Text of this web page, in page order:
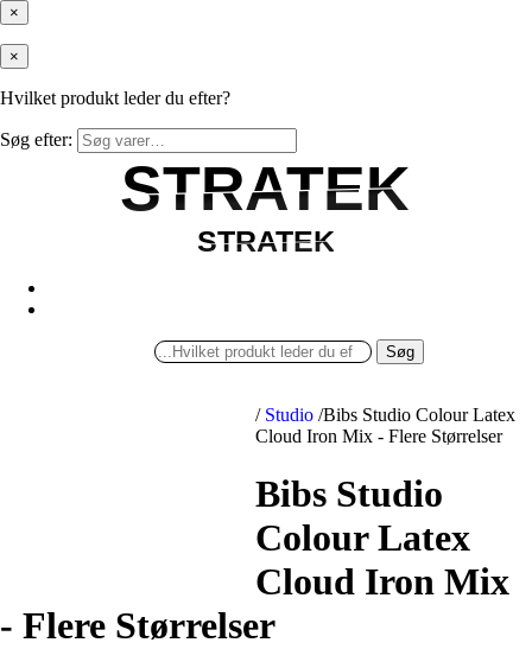
×
×
Hvilket produkt leder du efter?
Søg efter:
STRATEK
STRATEK
STRATEK
STRATEK
Søg
/ Studio /Bibs Studio Colour Latex
Cloud Iron Mix - Flere Størrelser
Bibs Studio
Colour Latex
Cloud Iron Mix
- Flere Størrelser